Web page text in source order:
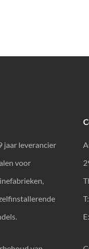
jaar leverancier
voor
E: